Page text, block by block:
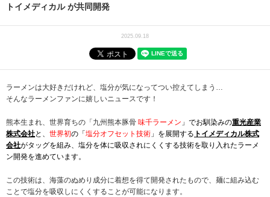
トイメディカル が共同開発
2025.09.18
ラーメンは大好きだけれど、塩分が気になってつい控えてしまう…
そんなラーメンファンに嬉しいニュースです！
熊本生まれ、世界育ちの「九州熊本豚骨 味千ラーメン 」でお馴染みの重光産業
株式会社と、 世界初の「塩分オフセット技術 」を展開する トイメディカル株式
会社がタッグを組み、塩分を体に吸収されにくくする技術を取り入れたラーメ
ン開発を進めています。
この技術は、海藻のぬめり成分に着想を得て開発されたもので、麺に組み込む
ことで塩分を吸収しにくくすることが可能になります。